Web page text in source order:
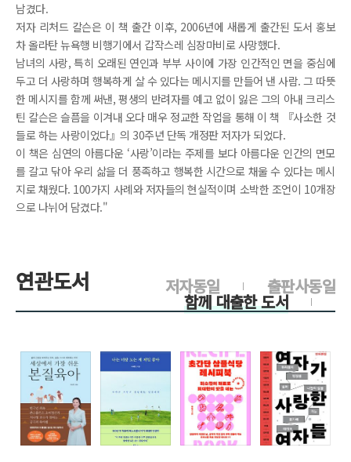
남겼다.
저자 리처드 칼슨은 이 책 출간 이후, 2006년에 새롭게 출간된 도서 홍보
차 올라탄 뉴욕행 비행기에서 갑작스레 심장마비로 사망했다.
남녀의 사랑, 특히 오래된 연인과 부부 사이에 가장 인간적인 면을 중심에
두고 더 사랑하며 행복하게 살 수 있다는 메시지를 만들어 낸 사람. 그 따뜻
한 메시지를 함께 써낸, 평생의 반려자를 예고 없이 잃은 그의 아내 크리스
틴 칼슨은 슬픔을 이겨내 오다 매우 정교한 작업을 통해 이 책 『사소한 것
들로 하는 사랑이었다』의 30주년 단독 개정판 저자가 되었다.
이 책은 심연의 아름다운 ‘사랑’이라는 주제를 보다 아름다운 인간의 면모
를 갈고 닦아 우리 삶을 더 풍족하고 행복한 시간으로 채울 수 있다는 메시
지로 채웠다. 100가지 사례와 저자들의 현실적이며 소박한 조언이 10개장
으로 나뉘어 담겼다."
연관도서 출판사동일
저자동일
함께 대출한 도서
> > > >